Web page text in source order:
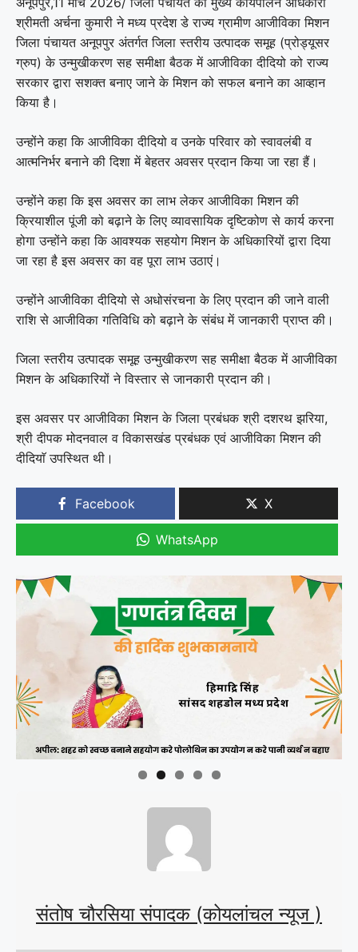
श्रीमती अर्चना कुमारी ने मध्य प्रदेश डे राज्य ग्रामीण आजीविका मिशन
जिला पंचायत अनूपपुर अंतर्गत जिला स्तरीय उत्पादक समूह (प्रोड्यूसर
ग्रुप) के उन्मुखीकरण सह समीक्षा बैठक में आजीविका दीदियो को राज्य
सरकार द्वारा सशक्त बनाए जाने के मिशन को सफल बनाने का आव्हान
किया है।
उन्होंने कहा कि आजीविका दीदियो व उनके परिवार को स्वावलंबी व
आत्मनिर्भर बनाने की दिशा में बेहतर अवसर प्रदान किया जा रहा हैं।
उन्होंने कहा कि इस अवसर का लाभ लेकर आजीविका मिशन की
क्रियाशील पूंजी को बढ़ाने के लिए व्यावसायिक दृष्टिकोण से कार्य करना
होगा उन्होंने कहा कि आवश्यक सहयोग मिशन के अधिकारियों द्वारा दिया
जा रहा है इस अवसर का वह पूरा लाभ उठाएं।
उन्होंने आजीविका दीदियो से अधोसंरचना के लिए प्रदान की जाने वाली
राशि से आजीविका गतिविधि को बढ़ाने के संबंध में जानकारी प्राप्त की।
जिला स्तरीय उत्पादक समूह उन्मुखीकरण सह समीक्षा बैठक में आजीविका
मिशन के अधिकारियों ने विस्तार से जानकारी प्रदान की।
इस अवसर पर आजीविका मिशन के जिला प्रबंधक श्री दशरथ झरिया,
श्री दीपक मोदनवाल व विकासखंड प्रबंधक एवं आजीविका मिशन की
दीदियाॅ उपस्थित थी।
Facebook X
WhatsApp
संतोष चौरसिया संपादक (कोयलांचल न्यूज )